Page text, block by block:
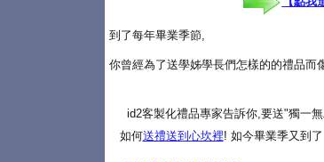
到了每年畢業季節,
你曾經為了送學姊學長們怎樣的的禮品而
id2客製化禮品專家告訴你,要送"獨一無
如何送禮送到心坎裡! 如今畢業季又到